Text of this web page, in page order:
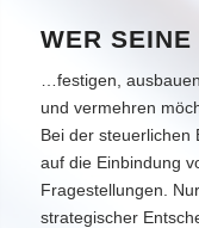
WER
…festigen,
und vermehren
Bei der steuerlichen
auf die Einbindung
Fragestellungen.
strategischer